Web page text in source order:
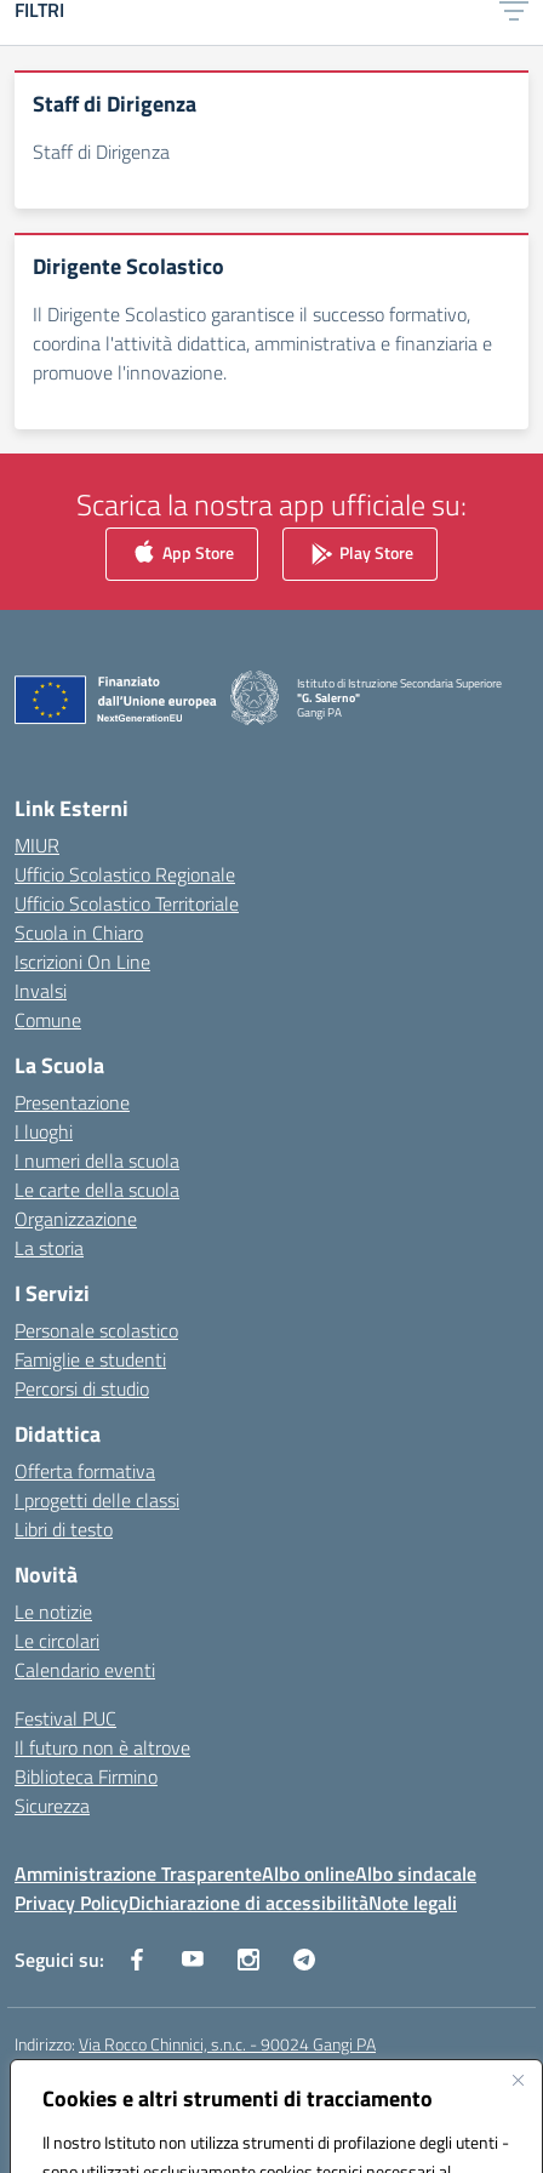
Cookies e altri strumenti di tracciamento
Il nostro Istituto non utilizza strumenti di profilazione degli utenti -
FILTRI
Staff di Dirigenza
Staff di Dirigenza
Dirigente Scolastico
Il Dirigente Scolastico garantisce il successo formativo,
coordina l'attività didattica, amministrativa e finanziaria e
promuove l'innovazione.
Scarica la nostra app ufficiale su:
App Store Play Store
Istituto di Istruzione Secondaria Superiore
"G. Salerno"
Gangi PA
— Visita la pagina iniziale della scuola
Link Esterni
MIUR
Ufficio Scolastico Regionale
Ufficio Scolastico Territoriale
Scuola in Chiaro
Iscrizioni On Line
Invalsi
Comune
La Scuola
Presentazione
I luoghi
I numeri della scuola
Le carte della scuola
Organizzazione
La storia
I Servizi
Personale scolastico
Famiglie e studenti
Percorsi di studio
Didattica
Offerta formativa
I progetti delle classi
Libri di testo
Novità
Le notizie
Le circolari
Calendario eventi
Festival PUC
Il futuro non è altrove
Biblioteca Firmino
Sicurezza
Amministrazione TrasparenteAlbo onlineAlbo sindacale
Privacy PolicyDichiarazione di accessibilitàNote legali
Seguici su:
Indirizzo:Via Rocco Chinnici, s.n.c. - 90024 Gangi PA
Centralino:
Posta elettronica certificata (PEC):pais01700b@pec.istruzione.it
Codice fiscale: 95005290820
Codice meccanografico:pais01700b